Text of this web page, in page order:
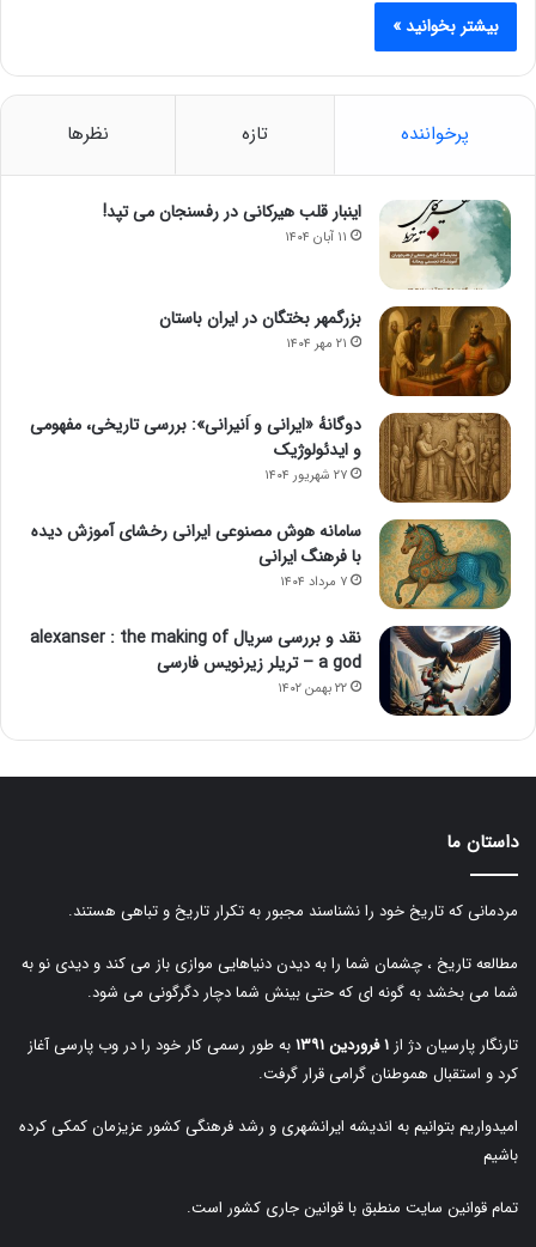
بیشتر بخوانید »
پرخواننده تازه نظرها
اینبار قلب هیرکانی در رفسنجان می تپد!
۱۱ آبان ۱۴۰۴
بزرگمهر بختگان در ایران باستان
۲۱ مهر ۱۴۰۴
دوگانهٔ «ایرانی و اَنیرانی»: بررسی تاریخی، مفهومی
و ایدئولوژیک
۲۷ شهریور ۱۴۰۴
سامانه هوش مصنوعی ایرانی رخشای آموزش دیده
با فرهنگ ایرانی
۷ مرداد ۱۴۰۴
نقد و بررسی سریال alexanser : the making of
a god – تریلر زیرنویس فارسی
۲۲ بهمن ۱۴۰۲
داستان ما
مردمانی که تاریخ خود را نشناسند مجبور به تکرار تاریخ و تباهی هستند.
مطالعه تاریخ ، چشمان شما را به دیدن دنیاهایی موازی باز می کند و دیدی نو به
شما می بخشد به گونه ای که حتی بینش شما دچار دگرگونی می شود.
تارنگار پارسیان دژ از ۱ فروردین ۱۳۹۱
به طور رسمی کار خود را در وب پارسی آغاز
کرد و استقبال هموطنان گرامی قرار گرفت.
امیدواریم بتوانیم به اندیشه ایرانشهری و رشد فرهنگی کشور عزیزمان کمکی کرده
باشیم
تمام قوانین سایت منطبق با قوانین جاری کشور است.